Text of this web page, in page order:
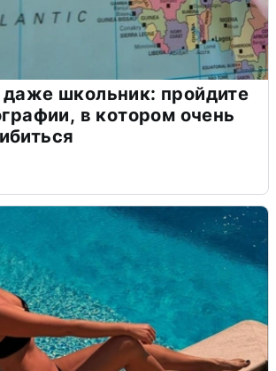
даже школьник: пройдите
в котором очень